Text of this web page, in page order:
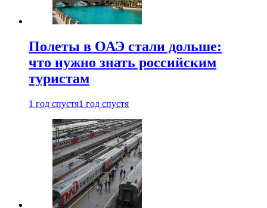
Полеты в ОАЭ стали дольше:
что нужно знать российским
туристам
1 год спустя1 год спустя